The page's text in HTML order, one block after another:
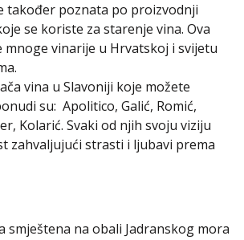
također poznata po proizvodnji
se koriste za starenje vina. Ova
vinarije u Hrvatskoj i svijetu
vina u Slavoniji koje možete
su: Apolitico, Galić, Romić,
Kolarić. Svaki od njih svoju viziju
zahvaljujući strasti i ljubavi prema
smještena na obali Jadranskog mora